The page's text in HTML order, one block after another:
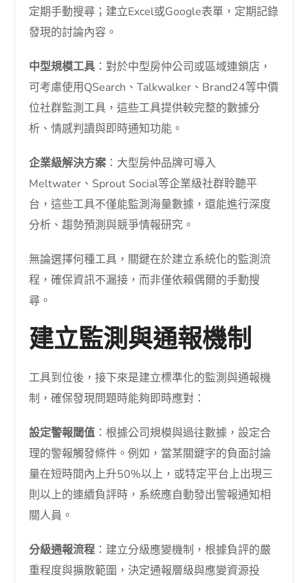
定期手動搜尋；建立Excel或Google表單，定期記錄
發現的討論內容。
中型規模工具 ：對於中型房仲公司或區域連鎖店，
可考慮使用QSearch、Talkwalker、Brand24等中價
位社群監測工具，這些工具提供較完整的數據分
析、情感判讀與即時通知功能。
企業級解決方案 ：大型房仲品牌可導入
Meltwater、Sprout Social等企業級社群聆聽平
台，這些工具不僅能監測海量數據，還能進行深度
分析、趨勢預測與競爭情報研究。
無論選擇何種工具，關鍵在於建立系統化的監測流
程，確保資訊不漏接，而非僅依賴偶爾的手動搜
尋。
建立監測與通報機制
工具到位後，接下來是建立標準化的監測與通報機
制，確保發現問題時能夠即時應對：
設定警報閾值 ：根據公司規模與過往數據，設定合
理的警報觸發條件。例如，當某關鍵字的負面討論
量在短時間內上升50%以上，或特定平台上出現三
則以上的連續負評時，系統應自動發出警報通知相
關人員。
分級通報流程 ：建立分級應變機制，根據負評的嚴
重程度與擴散範圍，決定通報層級與應變資源投